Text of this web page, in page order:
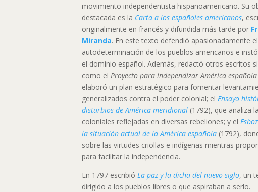
movimiento independentista hispanoamericano. Su
destacada es la Carta a los españoles americanos,
originalmente en francés y difundida más tarde por
Miranda. En este texto defendió apasionadamente
autodeterminación de los pueblos americanos e
el dominio español. Además, redactó otros escritos
como elProyecto para independizar América española
elaboró un plan estratégico para fomentar
generalizados contra el poder colonial; elEnsayo
disturbios de América meridional (1792), que analiza
coloniales reflejadas en diversas rebeliones; y el
la situación actual de la América española (1792),
sobre las virtudes criollas e indígenas mientras
para facilitar la independencia.
En 1797 escribióLa paz y la dicha del nuevo siglo, un
dirigido a los pueblos libres o que aspiraban a serlo.